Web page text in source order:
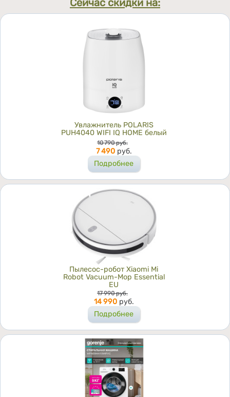
Сейчас скидки на:
Увлажнитель POLARIS
PUH4040 WIFI IQ HOME белый
Цена
10 790 руб.
7 490 руб.
Подробнее
Пылесос-робот Xiaomi Mi
Robot Vacuum-Mop Essential
EU
Цена
17 990 руб.
14 990 руб.
Подробнее